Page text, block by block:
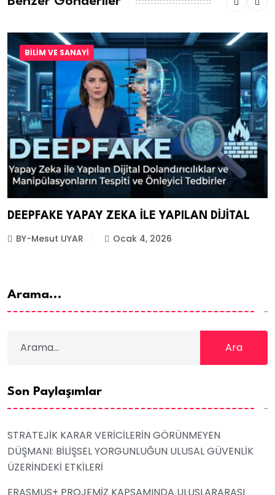
BILIM VE SANAYI
DEEPFAKE YAPAY ZEKA İLE YAPILAN DİJİTAL
BY-Mesut UYAR Ocak 4, 2026
Arama...
Ara
Son Paylaşımlar
STRATEJİK KARAR VERİCİLERİN GÖRÜNMEYEN
DÜŞMANI: BİLİŞSEL YORGUNLUĞUN ULUSAL GÜVENLİK
ÜZERİNDEKİ ETKİLERİ